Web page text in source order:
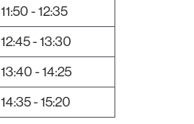
11:50 - 12:35
12:45 - 13:30
13:40 - 14:25
14:35 - 15:20